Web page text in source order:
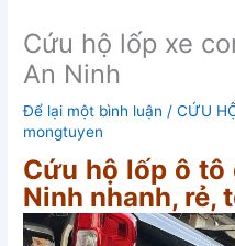
Cứu hộ lốp xe
An Ninh
Để lại một bình luận /CỨU
mongtuyen
Cứu hộ lốp ô tô
Ninh nhanh, rẻ,